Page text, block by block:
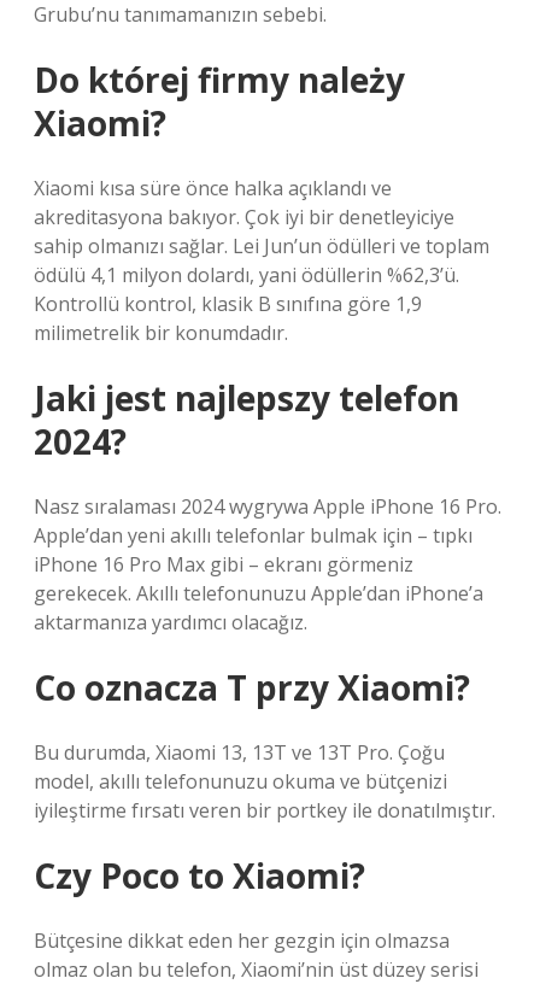
Grubu’nu tanımamanızın sebebi.
Do której firmy należy
Xiaomi?
Xiaomi kısa süre önce halka açıklandı ve
akreditasyona bakıyor. Çok iyi bir denetleyiciye
sahip olmanızı sağlar. Lei Jun’un ödülleri ve toplam
ödülü 4,1 milyon dolardı, yani ödüllerin %62,3’ü.
Kontrollü kontrol, klasik B sınıfına göre 1,9
milimetrelik bir konumdadır.
Jaki jest najlepszy telefon
2024?
Nasz sıralaması 2024 wygrywa Apple iPhone 16 Pro.
Apple’dan yeni akıllı telefonlar bulmak için – tıpkı
iPhone 16 Pro Max gibi – ekranı görmeniz
gerekecek. Akıllı telefonunuzu Apple’dan iPhone’a
aktarmanıza yardımcı olacağız.
Co oznacza T przy Xiaomi?
Bu durumda, Xiaomi 13, 13T ve 13T Pro. Çoğu
model, akıllı telefonunuzu okuma ve bütçenizi
iyileştirme fırsatı veren bir portkey ile donatılmıştır.
Czy Poco to Xiaomi?
Bütçesine dikkat eden her gezgin için olmazsa
olmaz olan bu telefon, Xiaomi’nin üst düzey serisi